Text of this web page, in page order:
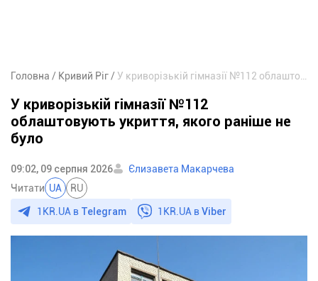
Головна Кривий Ріг
У криворізькій гімназії №112
облаштовують укриття, якого раніше не
було
09:02, 09 серпня 2026
Єлизавета Макарчева
Читати UA RU
1KR.UA в Telegram 1KR.UA вViber